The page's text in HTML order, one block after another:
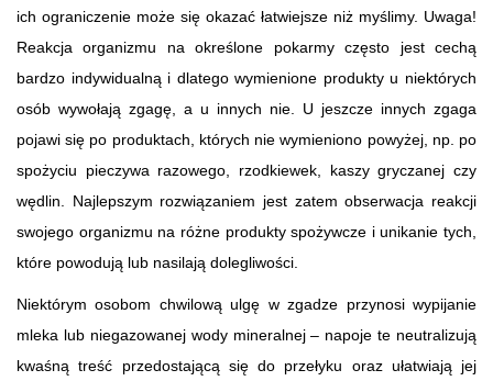
ich ograniczenie może się okazać łatwiejsze niż myślimy. Uwaga!
Reakcja organizmu na określone pokarmy często jest cechą
bardzo indywidualną i dlatego wymienione produkty u niektórych
osób wywołają zgagę, a u innych nie. U jeszcze innych zgaga
pojawi się po produktach, których nie wymieniono powyżej, np. po
spożyciu pieczywa razowego, rzodkiewek, kaszy gryczanej czy
wędlin. Najlepszym rozwiązaniem jest zatem obserwacja reakcji
swojego organizmu na różne produkty spożywcze i unikanie tych,
które powodują lub nasilają dolegliwości.
Niektórym osobom chwilową ulgę w zgadze przynosi wypijanie
mleka lub niegazowanej wody mineralnej – napoje te neutralizują
kwaśną treść przedostającą się do przełyku oraz ułatwiają jej